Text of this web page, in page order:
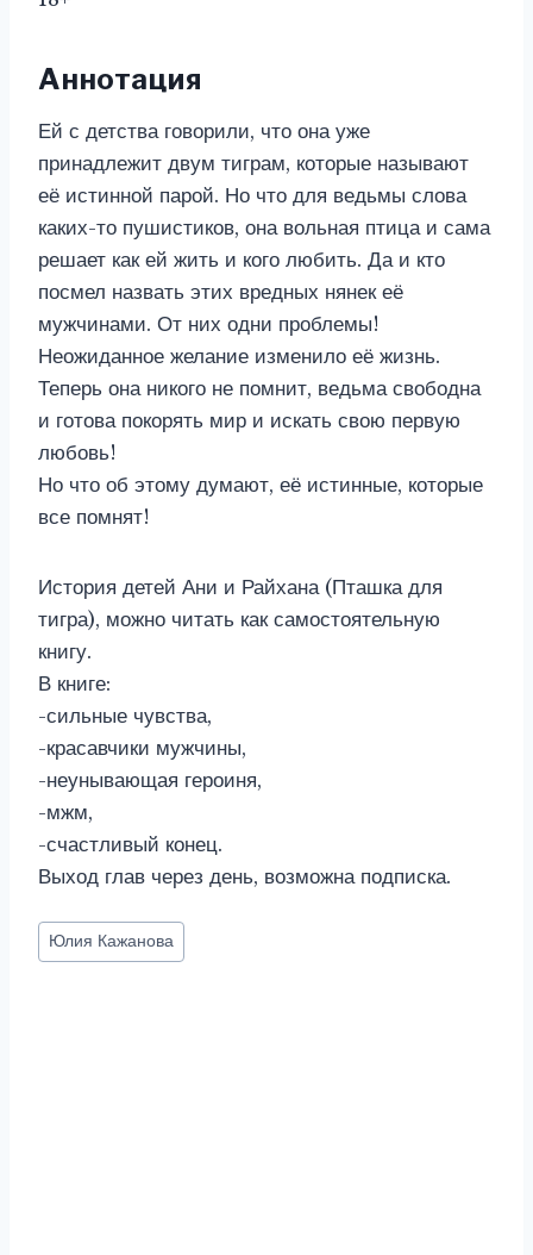
Аннотация
Ей с детства говорили, что она уже
принадлежит двум тиграм, которые называют
её истинной парой. Но что для ведьмы слова
каких-то пушистиков, она вольная птица и сама
решает как ей жить и кого любить. Да и кто
посмел назвать этих вредных нянек её
мужчинами. От них одни проблемы!
Неожиданное желание изменило её жизнь.
Теперь она никого не помнит, ведьма свободна
и готова покорять мир и искать свою первую
любовь!
Но что об этому думают, её истинные, которые
все помнят!
История детей Ани и Райхана (Пташка для
тигра), можно читать как самостоятельную
книгу.
В книге:
-сильные чувства,
-красавчики мужчины,
-неунывающая героиня,
-мжм,
-счастливый конец.
Выход глав через день, возможна подписка.
Метки
записи:
Юлия Кажанова